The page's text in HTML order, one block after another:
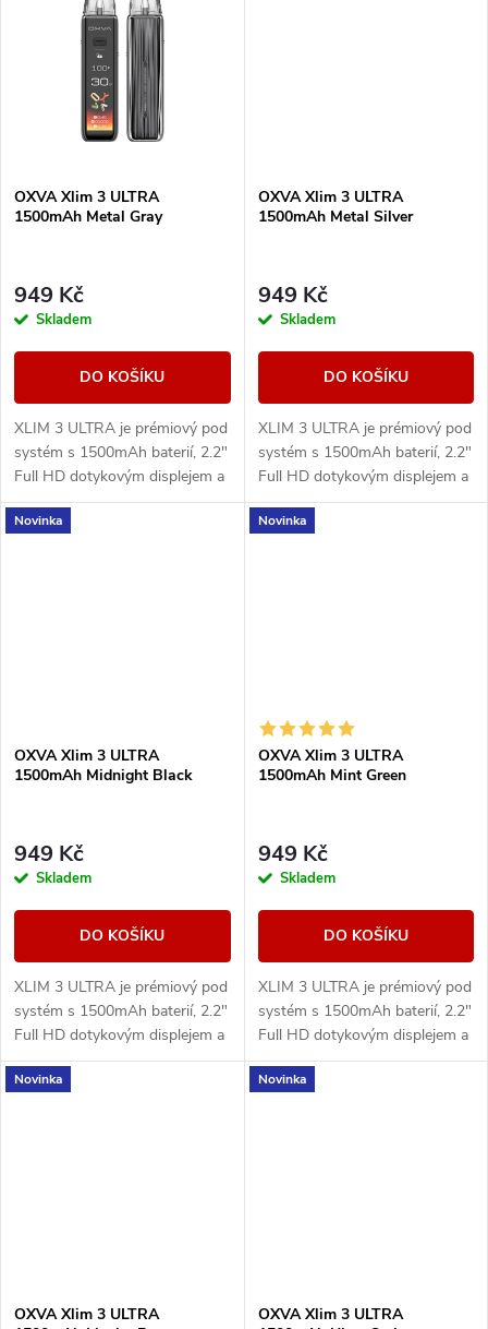
OXVA Xlim 3 ULTRA
1500mAh Metal Gray
949 Kč
Skladem
DO KOŠÍKU
XLIM 3 ULTRA je prémiový pod
systém s 1500mAh baterií, 2.2"
Full HD dotykovým displejem a
technologií Super Pulse pro
stabilní výkon a výraznou chuť.
OXVA Xlim 3 ULTRA
1500mAh Metal Silver
949 Kč
Skladem
DO KOŠÍKU
XLIM 3 ULTRA je prémiový pod
systém s 1500mAh baterií, 2.2"
Full HD dotykovým displejem a
technologií Super Pulse pro
stabilní výkon a výraznou chuť.
Novinka
OXVA Xlim 3 ULTRA
1500mAh Midnight Black
949 Kč
Skladem
DO KOŠÍKU
XLIM 3 ULTRA je prémiový pod
systém s 1500mAh baterií, 2.2"
Full HD dotykovým displejem a
technologií Super Pulse pro
stabilní výkon a výraznou chuť.
Novinka
OXVA Xlim 3 ULTRA
1500mAh Mint Green
949 Kč
Skladem
DO KOŠÍKU
XLIM 3 ULTRA je prémiový pod
systém s 1500mAh baterií, 2.2"
Full HD dotykovým displejem a
technologií Super Pulse pro
stabilní výkon a výraznou chuť.
Novinka
OXVA Xlim 3 ULTRA
Novinka
OXVA Xlim 3 ULTRA